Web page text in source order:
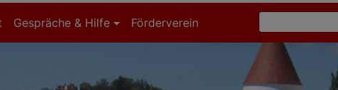
Gespräche & Hilfe Förderverein Suche